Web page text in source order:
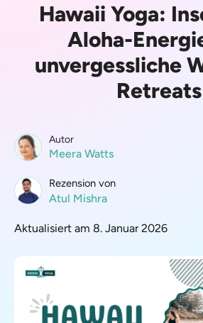
Hawaii Yoga:
Aloha-
unvergessliche
Retreats
Autor
Meera Watts
Rezension von
Atul Mishra
Aktualisiert am 8. Januar 2026